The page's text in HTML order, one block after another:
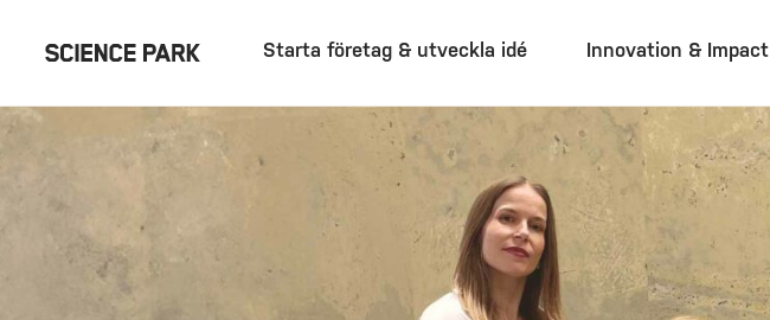
Starta företag & utveckla idé Innovation & Impact